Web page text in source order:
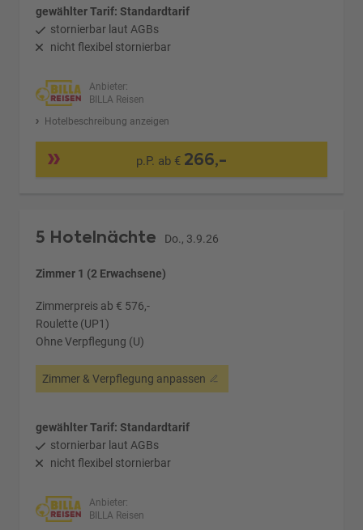
gewählter Tarif: Standardtarif
stornierbar laut AGBs
nicht flexibel stornierbar
Anbieter:
BILLA Reisen
Hotelbeschreibung anzeigen
p.P. ab € 266,-
5 Hotelnächte Do., 3.9.26
Zimmer 1 (2 Erwachsene)
Zimmerpreis ab € 576,-
Roulette (UP1)
Ohne Verpflegung (U)
Zimmer & Verpflegung anpassen
gewählter Tarif: Standardtarif
stornierbar laut AGBs
nicht flexibel stornierbar
Anbieter:
BILLA Reisen